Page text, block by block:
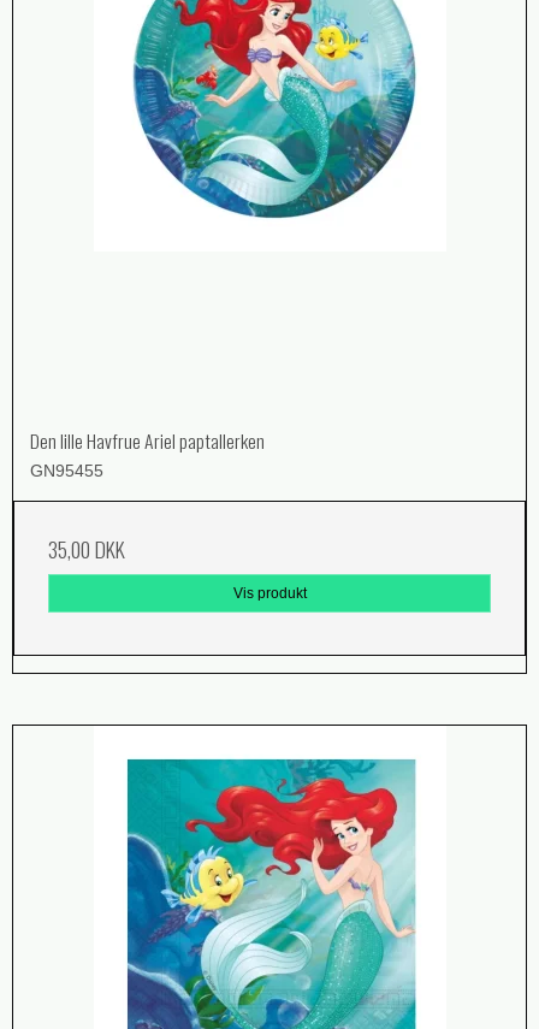
Den lille Havfrue Ariel paptallerken
GN95455
35,00 DKK
Vis produkt